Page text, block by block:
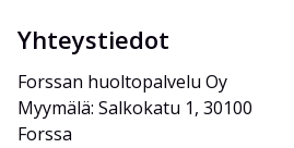
Yhteystiedot
Forssan huoltopalvelu Oy
Myymälä: Salkokatu 1, 30100
Forssa